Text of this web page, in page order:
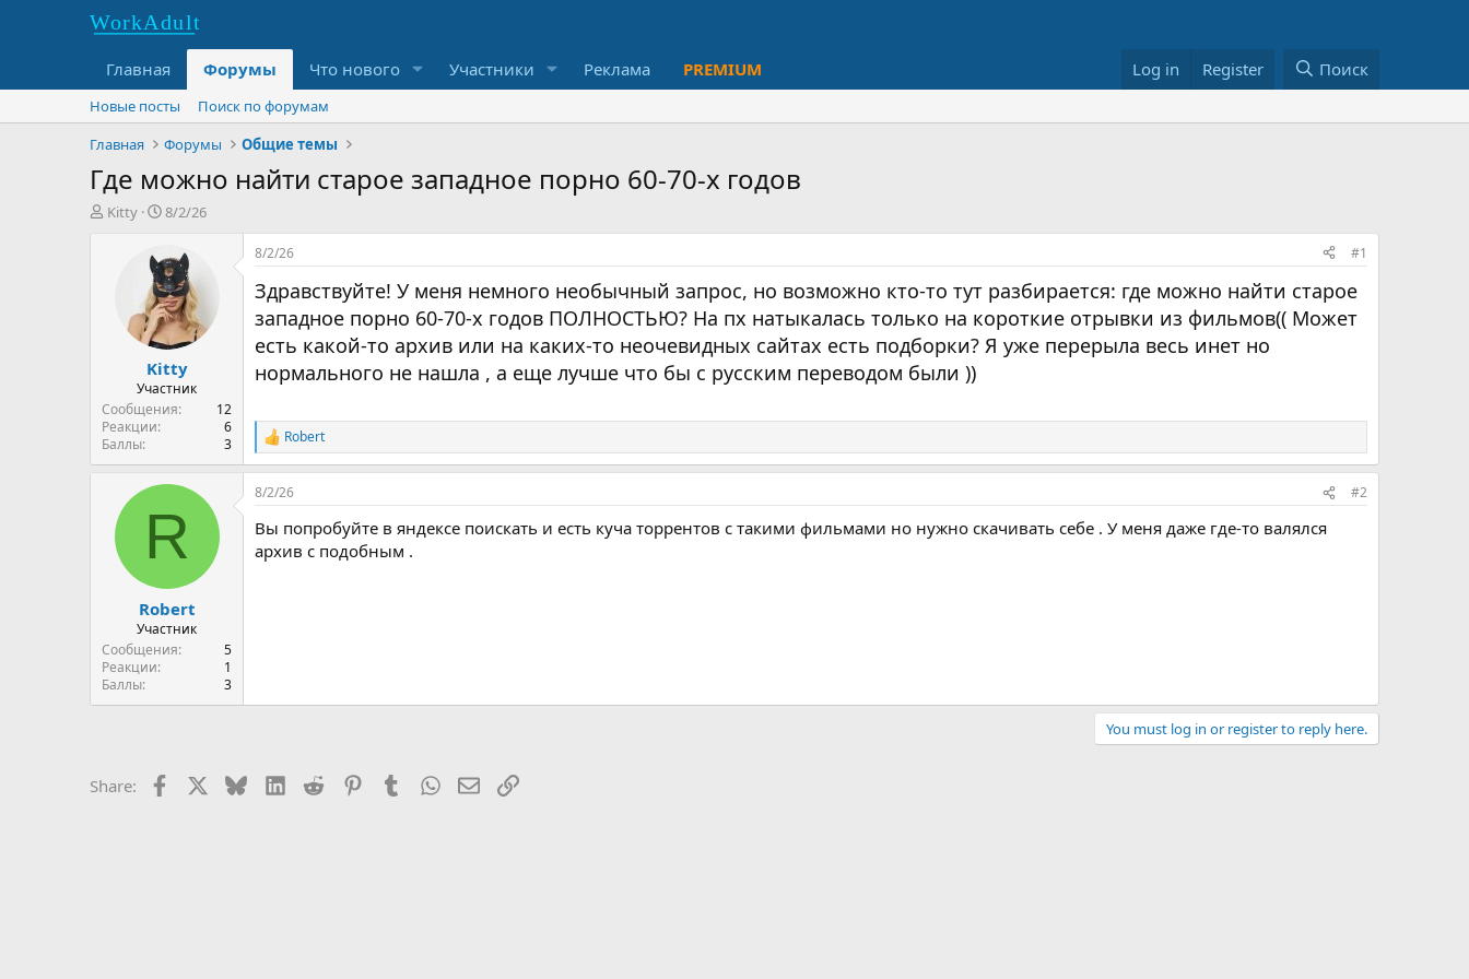
Главная Форумы Что нового Участники Реклама PREMIUM Log in Register Поиск
Новые посты
Поиск по форумам
Главная
Форумы Общие темы
Где можно найти старое западное порно 60-70-х годов
T
t
e
r
Kitty
S
r
t
d
a
t
e
8/2/26
Kitty
Участник
Сообщения
12
Реакции
6
Баллы
3
8/2/26 #1
Здравствуйте! У меня немного необычный запрос, но возможно кто-то тут разбирается: где можно найти старое
западное порно 60-70-х годов ПОЛНОСТЬЮ? На пх натыкалась только на короткие отрывки из фильмов(( Может
есть какой-то архив или на каких-то неочевидных сайтах есть подборки? Я уже перерыла весь инет но
нормального не нашла , а еще лучше что бы с русским переводом были ))
R
e
a
c
i
o
n
Robert
R
Robert
Участник
Сообщения
5
Реакции
1
Баллы
3
8/2/26 #2
Вы попробуйте в яндексе поискать и есть куча торрентов с такими фильмами но нужно скачивать себе . У меня даже где-то валялся
архив с подобным .
You must log in or register to reply here.
Share: Facebook BlueskyLinkedIn
Reddit PinterestTumblrWhatsApp
EmailLink